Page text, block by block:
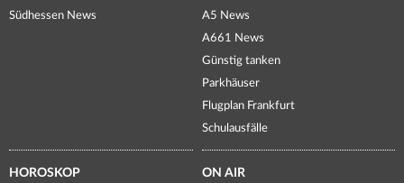
Südhessen News
A5 News
A661 News
Günstig tanken
Parkhäuser
Flugplan Frankfurt
Schulausfälle
HOROSKOP ON AIR